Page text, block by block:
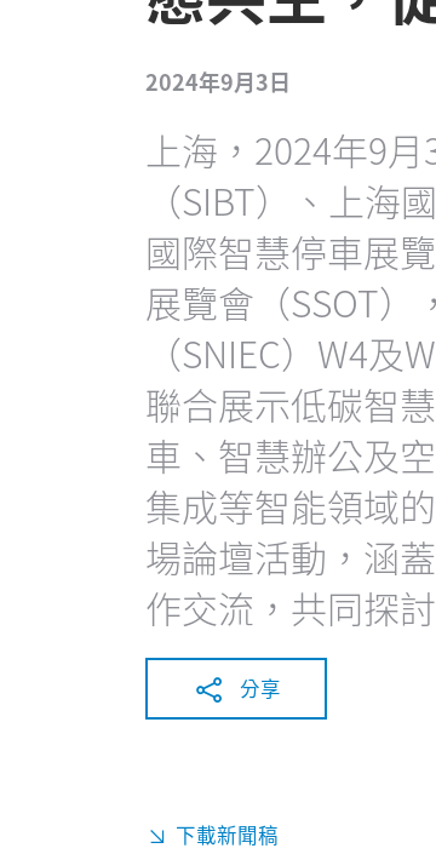
2024年9月3日
上海，2024年9
（SIBT）、上
國際智慧停車展
展覽會（SSOT
（SNIEC）W4
聯合展示低碳智
車、智慧辦公及
集成等智能領域
場論壇活動，涵
作交流，共同探
分享
下載新聞稿